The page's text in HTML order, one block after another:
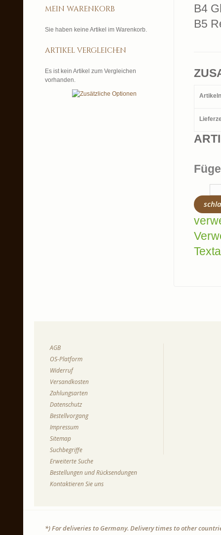
B4
B5
mein warenkorb
Sie haben keine Artikel im Warenkorb.
artikel vergleichen
Es ist kein Artikel zum Vergleichen
vorhanden.
AGB
OS-Platform
Widerruf
Versandkosten
Zahlungsarten
Datenschutz
Bestellvorgang
Impressum
Sitemap
Suchbegriffe
Erweiterte Suche
Bestellungen und Rücksendungen
Kontaktieren Sie uns
*) For deliveries to Germany. Delivery times to other